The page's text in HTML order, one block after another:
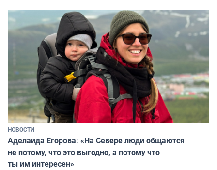
НОВОСТИ
Аделаида Егорова: «На Севере люди общаются
не потому, что это выгодно, а потому что
ты им интересен»